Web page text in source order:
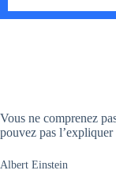
Vous ne comprenez
pouvez pas
Albert Einstein